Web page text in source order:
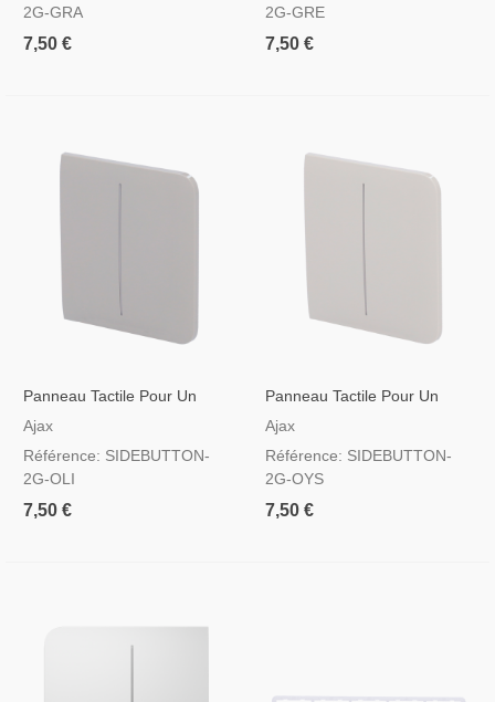
2G-GRA
7,50 €
2G-GRE
7,50 €
Panneau Tactile Pour Un
Double Interrupteur
Ajax
Référence: SIDEBUTTON-
2G-OLI
7,50 €
Panneau Tactile Pour Un
Double Interrupteur
Ajax
Référence: SIDEBUTTON-
2G-OYS
7,50 €